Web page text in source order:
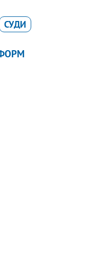
СУДИ